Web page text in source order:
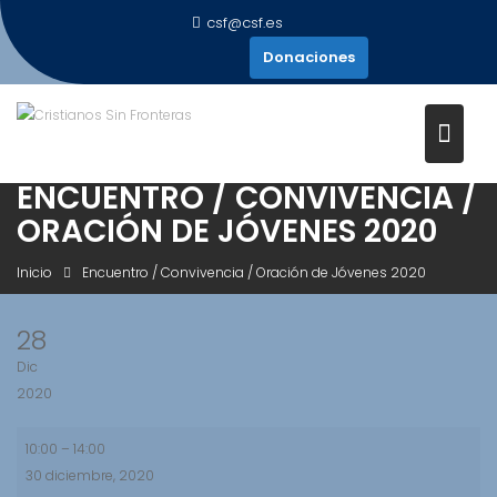
Saltar
al
contenido
csf@csf.es
Donaciones
ENCUENTRO / CONVIVENCIA /
ORACIÓN DE JÓVENES 2020
Inicio Encuentro / Convivencia / Oración de Jóvenes 2020
28
Dic
2020
10:00 – 14:00
30 diciembre, 2020